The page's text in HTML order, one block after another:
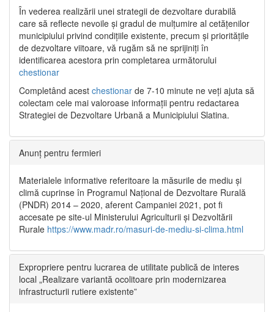
În vederea realizării unei strategii de dezvoltare durabilă
care să reflecte nevoile și gradul de mulțumire al cetățenilor
municipiului privind condițiile existente, precum și prioritățile
de dezvoltare viitoare, vă rugăm să ne sprijiniți în
identificarea acestora prin completarea următorului
chestionar
Completând acest chestionar de 7-10 minute ne veți ajuta să
colectam cele mai valoroase informații pentru redactarea
Strategiei de Dezvoltare Urbană a Municipiului Slatina.
Anunț pentru fermieri
Materialele informative referitoare la măsurile de mediu și
climă cuprinse în Programul Național de Dezvoltare Rurală
(PNDR) 2014 – 2020, aferent Campaniei 2021, pot fi
accesate pe site-ul Ministerului Agriculturii și Dezvoltării
Rurale https://www.madr.ro/masuri-de-mediu-si-clima.html
Expropriere pentru lucrarea de utilitate publică de interes
local „Realizare variantă ocolitoare prin modernizarea
infrastructurii rutiere existente”